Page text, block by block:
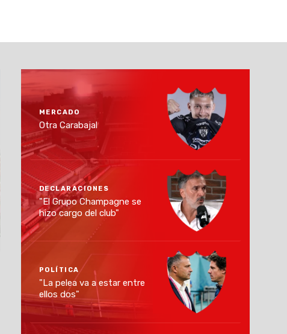
MERCADO
Otra Carabajal
DECLARACIONES
"El Grupo Champagne se
hizo cargo del club"
POLÍTICA
"La pelea va a estar entre
ellos dos"